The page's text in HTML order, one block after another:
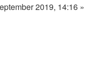
2019, 14:16 »